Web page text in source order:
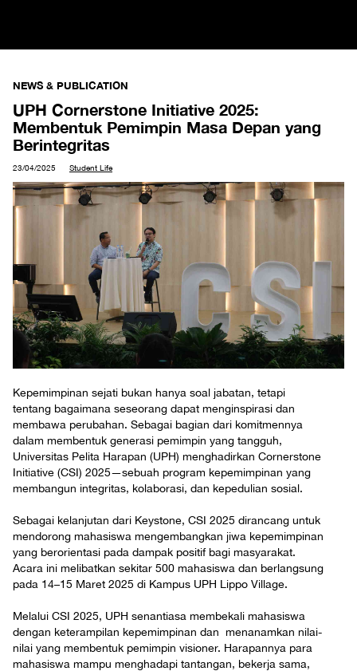
NEWS & PUBLICATION
UPH Cornerstone Initiative 2025:
Membentuk Pemimpin Masa Depan yang
Berintegritas​
23/04/2025 Student Life
Kepemimpinan sejati bukan hanya soal jabatan, tetapi
tentang bagaimana seseorang dapat menginspirasi dan
membawa perubahan. Sebagai bagian dari komitmennya
dalam membentuk generasi pemimpin yang tangguh,
Universitas Pelita Harapan (UPH) menghadirkan Cornerstone
Initiative (CSI) 2025—sebuah program kepemimpinan yang
membangun integritas, kolaborasi, dan kepedulian sosial.
Sebagai kelanjutan dari Keystone, CSI 2025 dirancang untuk
mendorong mahasiswa mengembangkan jiwa kepemimpinan
yang berorientasi pada dampak positif bagi masyarakat.
Acara ini melibatkan sekitar 500 mahasiswa dan berlangsung
pada 14–15 Maret 2025 di Kampus UPH Lippo Village.
Melalui CSI 2025, UPH senantiasa membekali mahasiswa
dengan keterampilan kepemimpinan dan menanamkan nilai-
nilai yang membentuk pemimpin visioner. Harapannya para
mahasiswa mampu menghadapi tantangan, bekerja sama,